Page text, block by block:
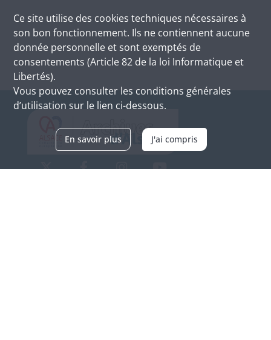
Ce site utilise des cookies techniques nécessaires à
son bon fonctionnement. Ils ne contiennent aucune
donnée personnelle et sont exemptés de
consentements (Article 82 de la loi Informatique et
Libertés).
Vous pouvez consulter les conditions générales
d’utilisation sur le lien ci-dessous.
En savoir plus J'ai compris